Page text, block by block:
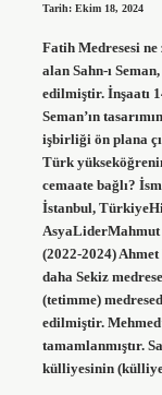
Tarih: Ekim 18, 2024
Fatih Medresesi
alan Sahn-ı
edilmiştir. İnşaatı
Seman’ın
işbirliği ön plana
Türk
cemaate bağlı?
İstanbul,
AsyaLiderMahmut
(2022-2024)
daha Sekiz
(tetimme)
edilmiştir.
tamamlanmıştır.
külliyesinin